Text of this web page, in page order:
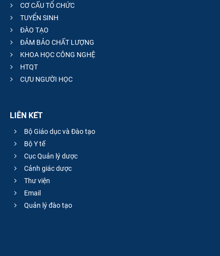
CƠ CẤU TỔ CHỨC
TUYỂN SINH
ĐÀO TẠO
ĐẢM BẢO CHẤT LƯỢNG
KHOA HỌC CÔNG NGHỆ
HTQT
CỰU NGƯỜI HỌC
LIÊN KẾT
Bộ Giáo dục và Đào tạo
Bộ Y tế
Cục Quản lý dược
Cảnh giác dược
Thư viện
Email
Quản lý đào tạo